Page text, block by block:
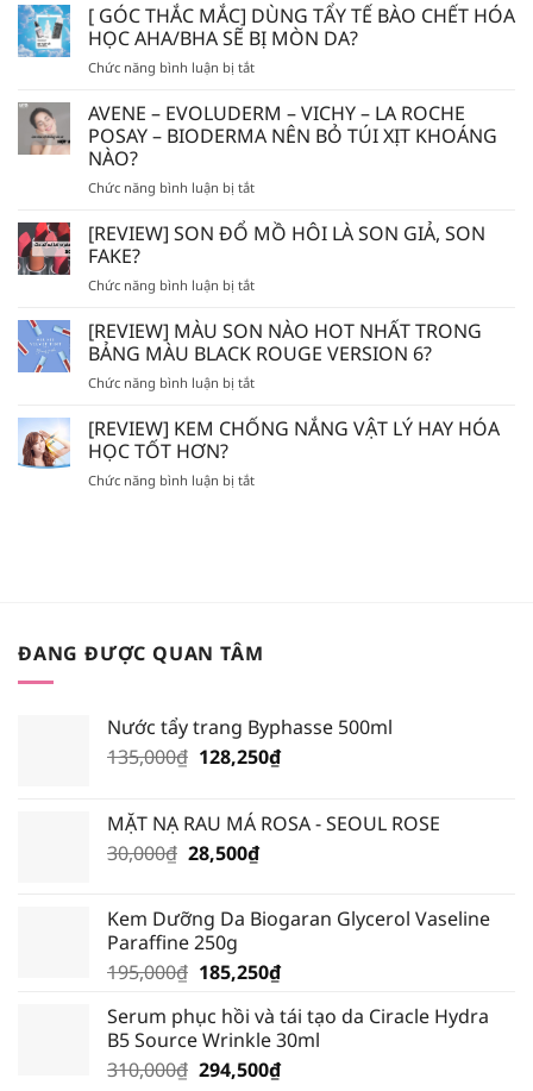
[ GÓC THẮC MẮC] DÙNG TẨY TẾ BÀO CHẾT HÓA
HỌC AHA/BHA SẼ BỊ MÒN DA?
Chức năng bình luận bị tắtở
GÓC
THẮC
MẮC]
TẨY
BÀO
CHẾT
HỌC
SẼ
BỊ
DA?
AVENE – EVOLUDERM – VICHY – LA ROCHE
POSAY – BIODERMA NÊN BỎ TÚI XỊT KHOÁNG
NÀO?
Chức năng bình luận bị tắtở
–
EVOLUDERM
VICHY
LA
ROCHE
POSAY
–
NÊN
XỊT
[REVIEW] SON ĐỔ MỒ HÔI LÀ SON GIẢ, SON
FAKE?
Chức năng bình luận bị tắtở
SON
ĐỔ
MỒ
HÔI
SON
FAKE?
[REVIEW] MÀU SON NÀO HOT NHẤT TRONG
BẢNG MÀU BLACK ROUGE VERSION 6?
Chức năng bình luận bị tắtở
MÀU
SON
HOT
6?
[REVIEW] KEM CHỐNG NẮNG VẬT LÝ HAY HÓA
HỌC TỐT HƠN?
Chức năng bình luận bị tắtở
HỌC
ĐANG ĐƯỢC QUAN TÂM
Nước tẩy trang Byphasse 500ml
135,000₫ Giá
135,000₫.
128,250₫Giá
là:
MẶT NẠ RAU MÁ ROSA - SEOUL ROSE
30,000₫ Giá
30,000₫.
28,500₫Giá
là:
Kem Dưỡng Da Biogaran Glycerol Vaseline
Paraffine 250g
195,000₫ Giá
là:
195,000₫.
185,250₫Giá
tại
là:
185,250₫.
Serum phục hồi và tái tạo da Ciracle Hydra
B5 Source Wrinkle 30ml
310,000₫ Giá
294,500₫Giá